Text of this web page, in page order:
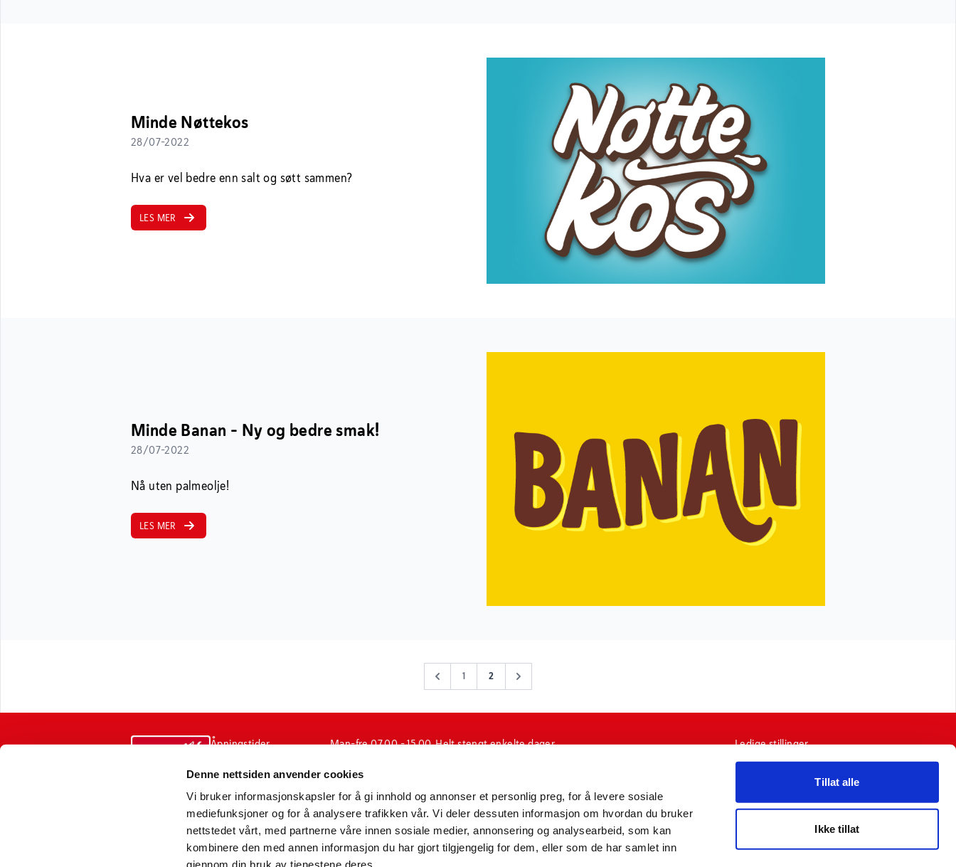
Denne nettsiden anvender cookies
Vi bruker informasjonskapsler for å gi innhold og annonser et personlig preg, for å levere sosiale
mediefunksjoner og for å analysere trafikken vår. Vi deler dessuten informasjon om hvordan du bruker
nettstedet vårt, med partnerne våre innen sosiale medier, annonsering og analysearbeid, som kan
kombinere den med annen informasjon du har gjort tilgjengelig for dem, eller som de har samlet inn
gjennom din bruk av tjenestene deres.
Tillat alle
Ikke tillat
Minde Nøttekos
28/07-2022
Hva er vel bedre enn salt og søtt sammen?
LES MER
Minde Banan – Ny og bedre smak!
28/07-2022
Nå uten palmeolje!
LES MER
1 2
Åpningstider
Man-fre 07.00 - 15.00. Helt stengt enkelte dager
enkelte inneklemte dager.
Sentralbord
(ubetjent)
Postadresse
N-1601 Fredrikstad
LinkedIn
Ledige stillinger
Kontakt oss
Ofte stilte spørsmål
Se produktkatalog